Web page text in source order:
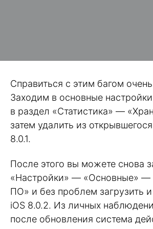
Справиться с этим багом
Заходим в основные
в раздел «Статистика» —
затем удалить из
8.0.1.
После этого вы можете снова
«Настройки» — «Основные» —
ПО» и без проблем загрузить и
iOS 8.0.2. Из личных
после обновления система